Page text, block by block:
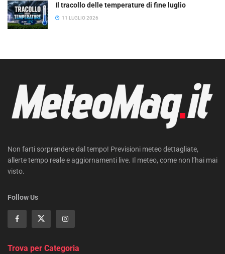
Il tracollo delle temperature di fine luglio
11 LUGLIO 2026
Non farti sorprendere dal tempo! Previsioni meteo dettagliate,
allerte tempo reale e aggiornamenti live. Il meteo, come non l’hai mai
visto.
Follow Us
Trova per Categoria